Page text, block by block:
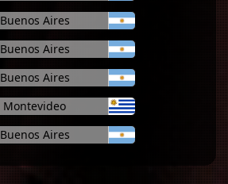
Buenos Aires
Buenos Aires
Buenos Aires
Montevideo
Buenos Aires